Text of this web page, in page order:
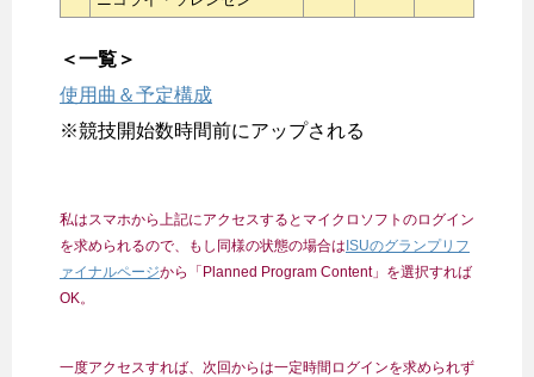
＜一覧＞
使用曲＆予定構成
※競技開始数時間前にアップされる
私はスマホから上記にアクセスするとマイクロソフトのログイン
を求められるので、もし同様の状態の場合はISUのグランプリフ
ァイナルページから「Planned Program Content」を選択すれば
OK。
一度アクセスすれば、次回からは一定時間ログインを求められず